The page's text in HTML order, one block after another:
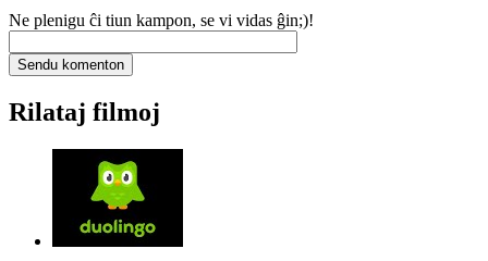
Ne plenigu ĉi tiun kampon, se vi vidas ĝin;)!
Rilataj filmoj